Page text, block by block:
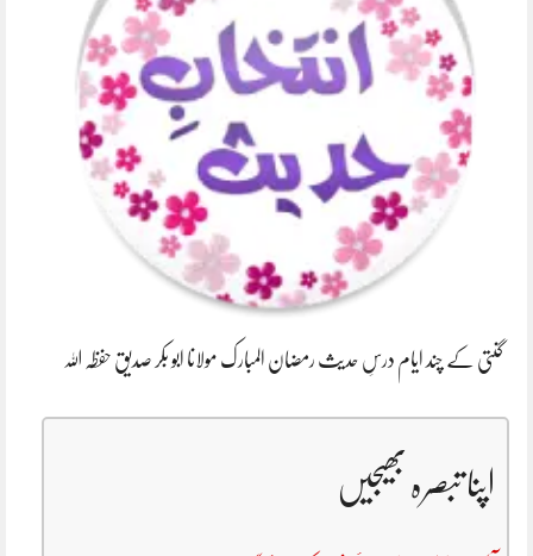
گنتی کے چند ایام درسِ حدیث رمضان المبارک مولانا ابو بکر صدیق حفظہ اللہ
اپنا تبصرہ بھیجیں